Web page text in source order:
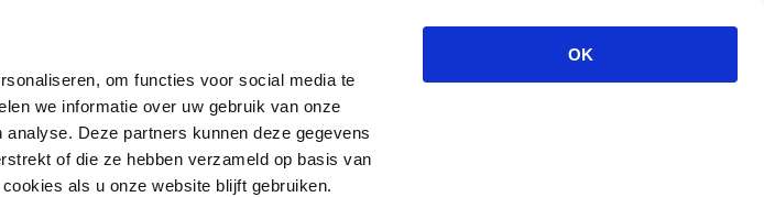
om functies voor social media te
we informatie over uw gebruik van onze
Deze partners kunnen deze gegevens
of die ze hebben verzameld op basis van
als u onze website blijft gebruiken.
OK